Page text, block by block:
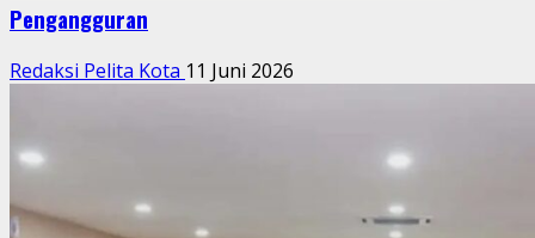
Pengangguran
Redaksi Pelita Kota 11 Juni 2026